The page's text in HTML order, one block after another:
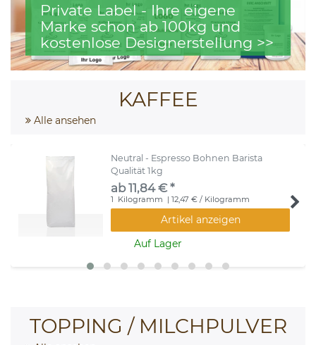
Private Label - Ihre eigene
Marke schon ab 100kg und
kostenlose Designerstellung >>
KAFFEE
Alle ansehen
Neutral - Espresso Bohnen Barista
Qualität 1kg
ab 11,84 € *
1 Kilogramm | 12,47 € / Kilogramm
Artikel anzeigen
Auf Lager
TOPPING / MILCHPULVER